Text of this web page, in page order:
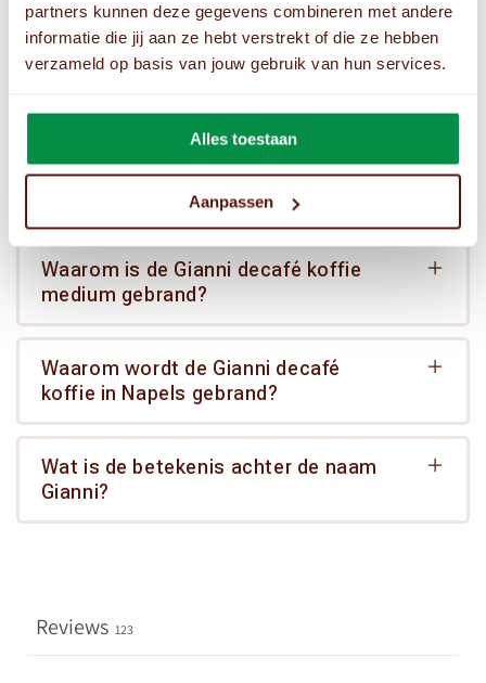
partners kunnen deze gegevens combineren met andere
informatie die jij aan ze hebt verstrekt of die ze hebben
verzameld op basis van jouw gebruik van hun services.
Alles toestaan
Aanpassen
Met welke hoeveelheid koffie,
maling en doorlooptijd krijg je het
Hoeveel kopjes koffie zet je met
een zak van 500 gram?
Waarom is de Gianni decafé koffie
medium gebrand?
Waarom wordt de Gianni decafé
koffie in Napels gebrand?
Wat is de betekenis achter de naam
Gianni?
Reviews 123